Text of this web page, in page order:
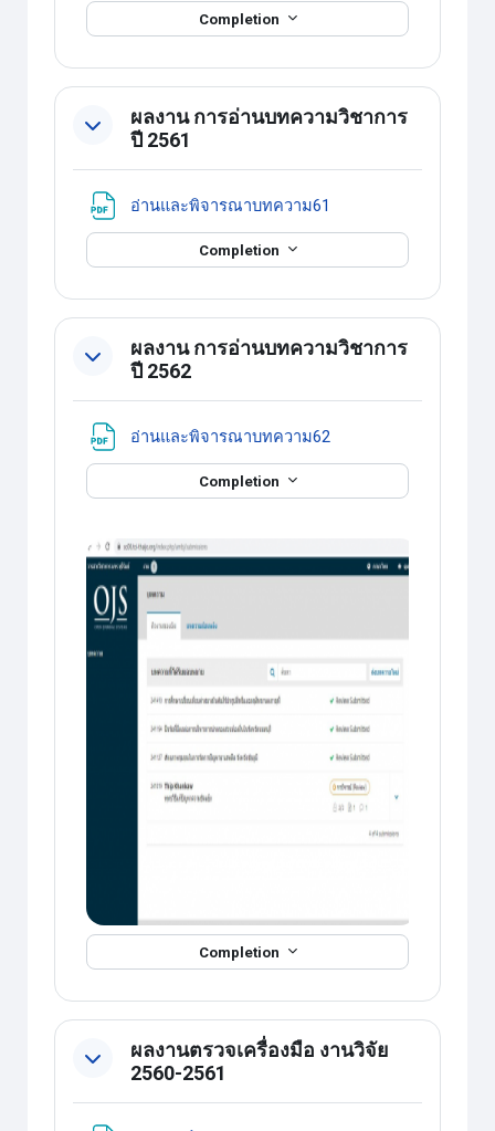
Completion
ผลงาน การอ่านบทความวิชาการ
ปี 2561
อ่านและพิจารณาบทความ61
Completion
ผลงาน การอ่านบทความวิชาการ
ปี 2562
อ่านและพิจารณาบทความ62
Completion
Completion
ผลงานตรวจเครื่องมือ งานวิจัย
2560-2561